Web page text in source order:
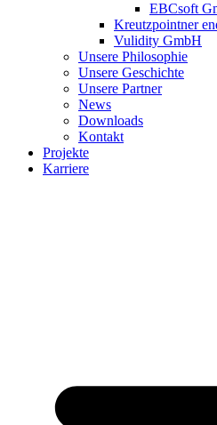
EBCsoft
Kreutzpointner
Vulidity GmbH
Unsere Philosophie
Unsere Geschichte
Unsere Partner
News
Downloads
Kontakt
Projekte
Karriere